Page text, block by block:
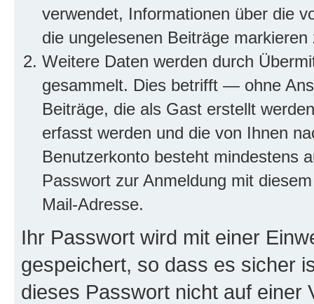
verwendet, Informationen über die
die ungelesenen Beiträge markieren
Weitere Daten werden durch
gesammelt. Dies betrifft — ohne
Beiträge, die als Gast erstellt
erfasst werden und die von Ihnen
Benutzerkonto besteht mindestens
Passwort zur Anmeldung mit
Mail-Adresse.
Ihr Passwort wird mit einer
gespeichert, so dass es sicher
dieses Passwort nicht auf einer